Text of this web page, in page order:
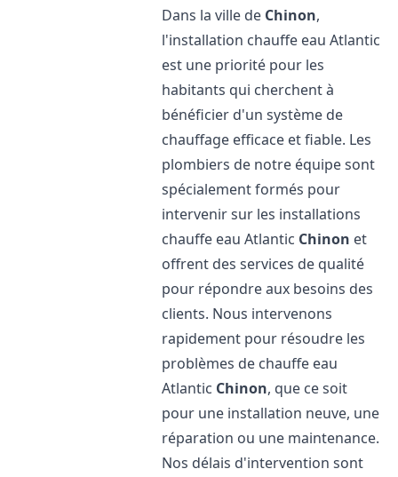
Dans la ville de Chinon,
l'installation chauffe eau Atlantic
est une priorité pour les
habitants qui cherchent à
bénéficier d'un système de
chauffage efficace et fiable. Les
plombiers de notre équipe sont
spécialement formés pour
intervenir sur les installations
chauffe eau Atlantic Chinon et
offrent des services de qualité
pour répondre aux besoins des
clients. Nous intervenons
rapidement pour résoudre les
problèmes de chauffe eau
Atlantic Chinon, que ce soit
pour une installation neuve, une
réparation ou une maintenance.
Nos délais d'intervention sont